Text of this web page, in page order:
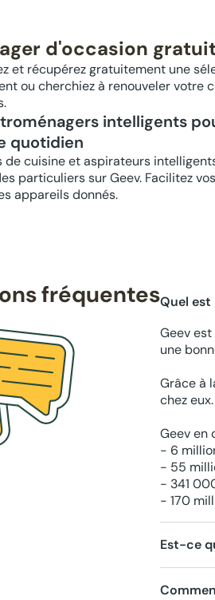
d'occasion
et récupérez gratuitement une
ou cherchiez à renouveler votre
intelligents
quotidien
de cuisine et aspirateurs
particuliers sur Geev. Facilitez
appareils donnés.
fréquentesQuel est
Geev
une
Grâce à
chez eux.
Geev en
- 6
- 55
- 341
- 170
Est-ce